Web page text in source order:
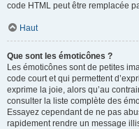
code HTML peut être remplacée
Haut
Que sont les émoticônes ?
Les émoticônes sont de petites
code court et qui permettent
exprime la joie, alors qu’au
consulter la liste complète des
Essayez cependant de ne pas
rapidement rendre un message